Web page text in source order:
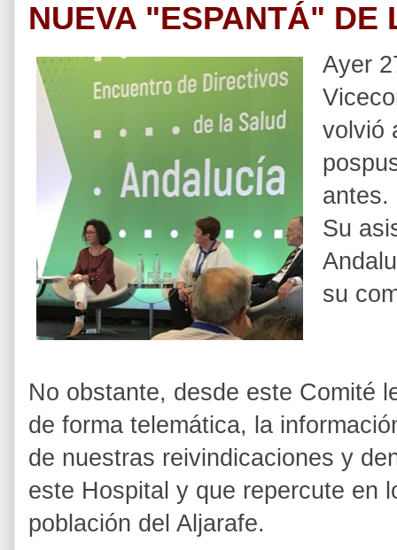
NUEVA "ESPANTÁ" DE
Ayer
volvió
antes.
Su
su
No obstante, desde este Comité
de forma telemática, la
de nuestras reivindicaciones y
este Hospital y que repercute en
población del Aljarafe.